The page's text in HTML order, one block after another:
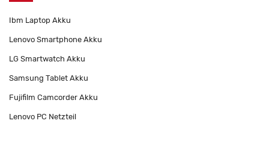
Ibm Laptop Akku
Lenovo Smartphone Akku
LG Smartwatch Akku
Samsung Tablet Akku
Fujifilm Camcorder Akku
Lenovo PC Netzteil